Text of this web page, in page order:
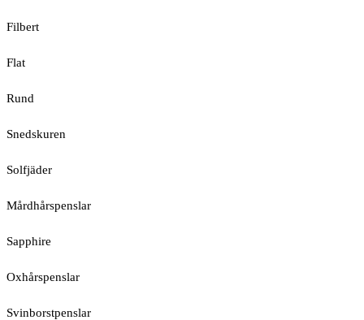
Filbert
Flat
Rund
Snedskuren
Solfjäder
Mårdhårspenslar
Sapphire
Oxhårspenslar
Svinborstpenslar